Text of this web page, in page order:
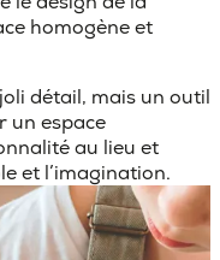
homogène et
détail, mais un outil
un espace
au lieu et
et l’imagination.